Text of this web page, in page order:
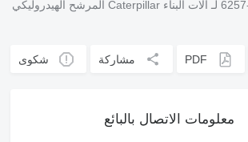
PDF مشاركة شكوى
معلومات الاتصال بالبائع